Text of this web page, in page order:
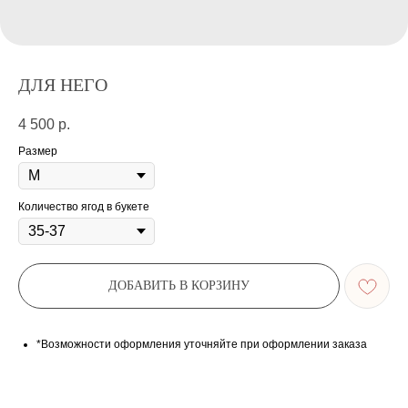
ДЛЯ НЕГО
4 500 р.
Размер
Количество ягод в букете
ДОБАВИТЬ В КОРЗИНУ
*Возможности оформления уточняйте при оформлении заказа